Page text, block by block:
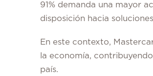
91% demanda una mayor
disposición hacia
En este contexto,
la economía,
país.